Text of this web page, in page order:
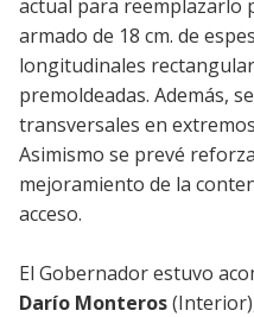
actual para
armado de 18 cm. de
longitudinales
premoldeadas. Además,
transversales en
Asimismo se prevé
mejoramiento de la
acceso.
El Gobernador estuvo
Darío Monteros